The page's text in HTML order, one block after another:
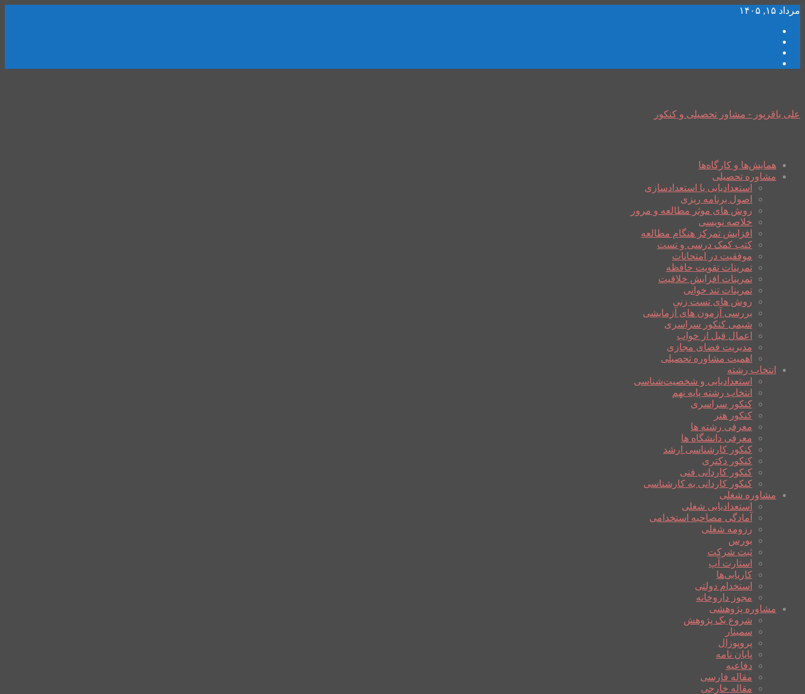
مرداد ۱۵, ۱۴۰۵
علی باقرپور - مشاور تحصیلی و کنکور
همایش‌ها و کارگاه‌ها
مشاوره تحصیلی
استعدادیابی یا استعدادسازی
اصول برنامه ریزی
روش های موثر مطالعه و مرور
خلاصه نویسی
افزایش تمرکز هنگام مطالعه
کتب کمک درسی و تست
موفقیت در امتحانات
تمرینات تقویت حافظه
تمرینات افزایش خلاقیت
تمرینات تند خوانی
روش های تست زنی
بررسی آزمون های آزمایشی
شیمی کنکور سراسری
اعمال قبل از خواب
مدیریت فضای مجازی
اهمیت مشاوره تحصیلی
انتخاب رشته
استعدادیابی و شخصیت‌شناسی
انتخاب رشته پایه نهم
کنکور سراسری
کنکور هنر
معرفی رشته ها
معرفی دانشگاه ها
کنکور کارشناسی ارشد
کنکور دکتری
کنکور کاردانی فنی
کنکور کاردانی به کارشناسی
مشاوره شغلی
استعدادیابی شغلی
آمادگی مصاحبه استخدامی
رزومه شغلی
بورس
ثبت شرکت
استارت آپ
کاریابی‌ها
استخدام دولتی
مجوز داروخانه
مشاوره پژوهشی
شروع یک پژوهش
سمینار
پروپوزال
پایان نامه
دفاعیه
مقاله فارسی
مقاله خارجی